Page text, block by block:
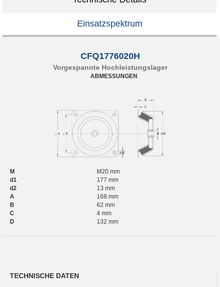
Einsatzspektrum
CFQ1776020H
Vorgespannte Hochleistungslager
ABMESSUNGEN
M
M20 mm
d1
177 mm
d2
13 mm
A
168 mm
B
62 mm
C
4 mm
D
132 mm
TECHNISCHE DATEN